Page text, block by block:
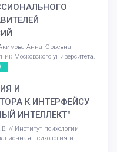
Анна Юрьевна,
Московского университета.
И
К ИНТЕРФЕЙСУ
ИНТЕЛЛЕКТ"
// Институт психологии
психология и